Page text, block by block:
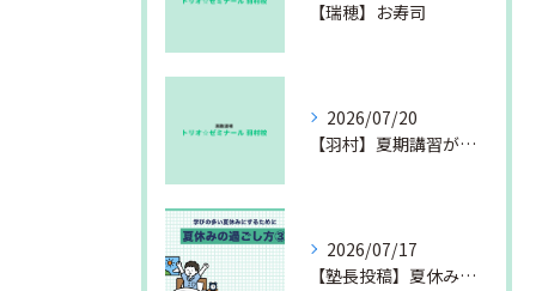
【瑞穂】お寿司
2026/07/20
【羽村】夏期講習が始まりました
2026/07/17
【塾長投稿】夏休みの過ごし方③